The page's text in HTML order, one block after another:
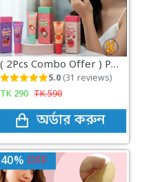
( 2Pcs Combo Offer ) Peinfen Lip Nipple Cream
5.0 (31 reviews)
TK 290 TK590
অর্ডার করুন
40% OFF